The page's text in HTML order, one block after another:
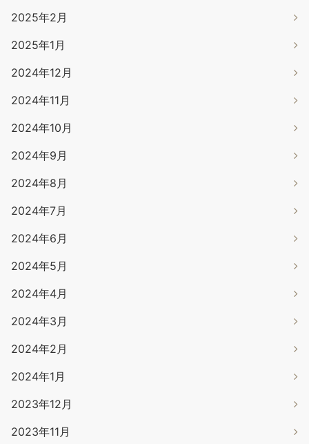
2025年2月
2025年1月
2024年12月
2024年11月
2024年10月
2024年9月
2024年8月
2024年7月
2024年6月
2024年5月
2024年4月
2024年3月
2024年2月
2024年1月
2023年12月
2023年11月